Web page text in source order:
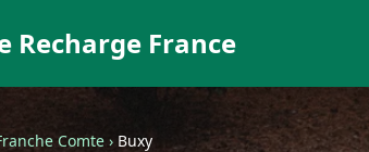
Recharge France
Comte › Buxy